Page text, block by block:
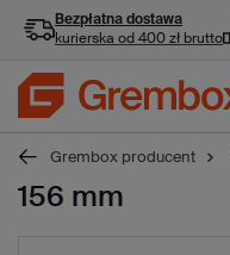
Bezpłatna dostawa
kurierska od 400 zł brutto
Grembox producent
156 mm